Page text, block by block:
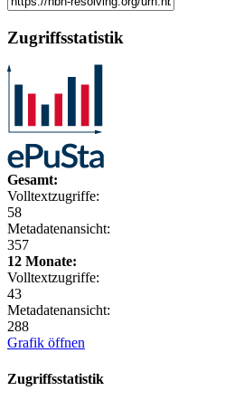
Zugriffsstatistik
Gesamt:
Volltextzugriffe:
58
Metadatenansicht:
357
12 Monate:
Volltextzugriffe:
43
Metadatenansicht:
288
Grafik öffnen
Zugriffsstatistik